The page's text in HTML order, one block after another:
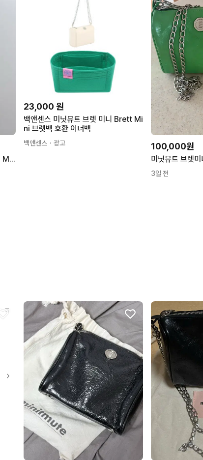
미닛뮤트 브렛 미니 실버 (BRETT MINI SILVER)
23,000 원
백앤센스 미닛뮤트 브렛 미니 Brett Mi
ni 브렛백 호환 이너백
백앤센스 ・광고 100,000원
미닛뮤트 브렛미
3일 전